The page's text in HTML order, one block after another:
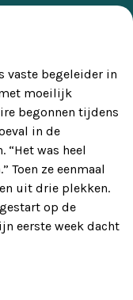
vaste begeleider in
moeilijk
begonnen tijdens
in de
was heel
Toen ze eenmaal
uit drie plekken.
op de
eerste week dacht